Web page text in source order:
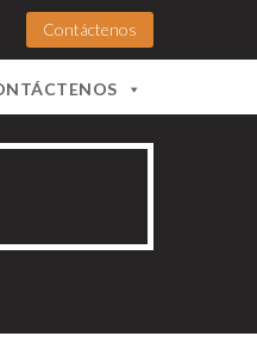
Contáctenos